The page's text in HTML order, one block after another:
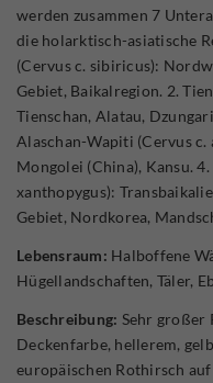
werden zusammen 7
die holarktisch-asiatische
(Cervus c. sibiricus):
Gebiet, Baikalregion. 2.
Tienschan, Alatau,
Alaschan-Wapiti (Cervus c.
Mongolei (China), Kansu.
xanthopygus):
Gebiet, Nordkorea,
Lebensraum: Halboffene
Hügellandschaften, Täler,
Beschreibung: Sehr großer
Deckenfarbe, hellerem,
europäischen Rothirsch